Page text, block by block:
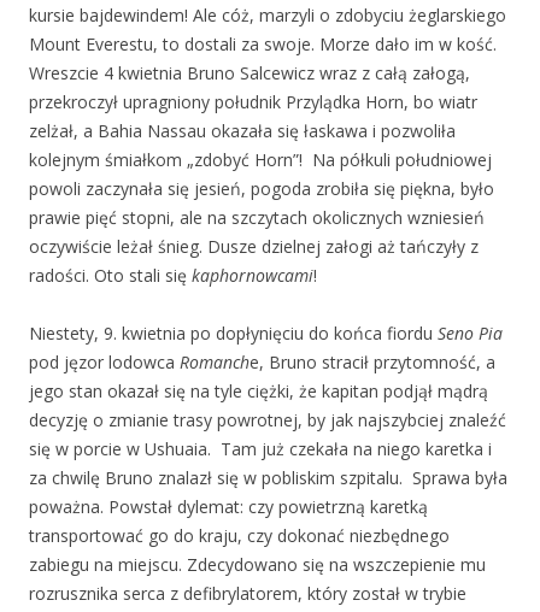
kursie bajdewindem! Ale cóż, marzyli o zdobyciu żeglarskiego
Mount Everestu, to dostali za swoje. Morze dało im w kość.
Wreszcie 4 kwietnia Bruno Salcewicz wraz z całą załogą,
przekroczył upragniony południk Przylądka Horn, bo wiatr
zelżał, a Bahia Nassau okazała się łaskawa i pozwoliła
kolejnym śmiałkom „zdobyć Horn”! Na półkuli południowej
powoli zaczynała się jesień, pogoda zrobiła się piękna, było
prawie pięć stopni, ale na szczytach okolicznych wzniesień
oczywiście leżał śnieg. Dusze dzielnej załogi aż tańczyły z
radości. Oto stali się kaphornowcami!
Niestety, 9. kwietnia po dopłynięciu do końca fiordu Seno Pia
pod jęzor lodowca Romanche, Bruno stracił przytomność, a
jego stan okazał się na tyle ciężki, że kapitan podjął mądrą
decyzję o zmianie trasy powrotnej, by jak najszybciej znaleźć
się w porcie w Ushuaia. Tam już czekała na niego karetka i
za chwilę Bruno znalazł się w pobliskim szpitalu. Sprawa była
poważna. Powstał dylemat: czy powietrzną karetką
transportować go do kraju, czy dokonać niezbędnego
zabiegu na miejscu. Zdecydowano się na wszczepienie mu
rozrusznika serca z defibrylatorem, który został w trybie